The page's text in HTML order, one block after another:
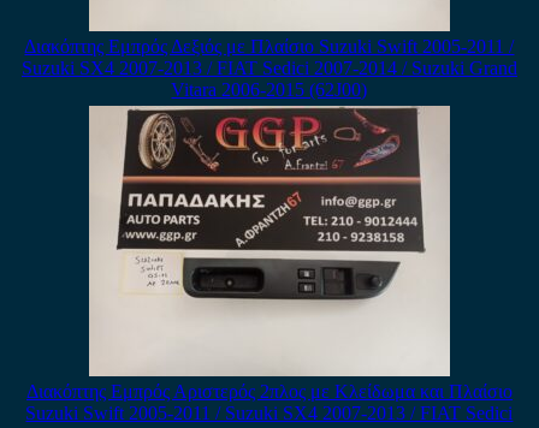
Διακόπτης Εμπρός Δεξιός με Πλαίσιο Suzuki Swift 2005-2011 /
Suzuki SX4 2007-2013 / FIAT Sedici 2007-2014 / Suzuki Grand
Vitara 2006-2015 (62J00)
Διακόπτης Εμπρός Αριστερός 2πλος με Κλείδωμα και Πλαίσιο
Suzuki Swift 2005-2011 / Suzuki SX4 2007-2013 / FIAT Sedici